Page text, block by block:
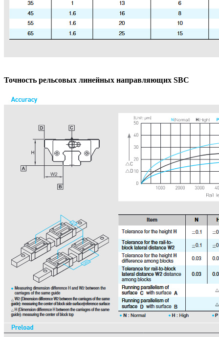
Точность рельсовых линейных направляющих SBC